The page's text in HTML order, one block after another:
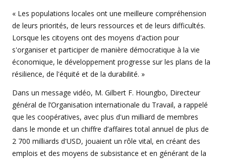
« Les populations locales ont une meilleure compréhension
de leurs priorités, de leurs ressources et de leurs difficultés.
Lorsque les citoyens ont des moyens d'action pour
s'organiser et participer de manière démocratique à la vie
économique, le développement progresse sur les plans de la
résilience, de l'équité et de la durabilité. »
Dans un message vidéo, M. Gilbert F. Houngbo, Directeur
général de l’Organisation internationale du Travail, a rappelé
que les coopératives, avec plus d'un milliard de membres
dans le monde et un chiffre d’affaires total annuel de plus de
2 700 milliards d'USD, jouaient un rôle vital, en créant des
emplois et des moyens de subsistance et en générant de la